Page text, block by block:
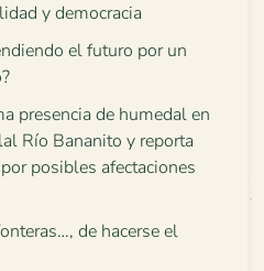
y democracia
el futuro por un
presencia de humedal en
Río Bananito y reporta
posibles afectaciones
de hacerse el